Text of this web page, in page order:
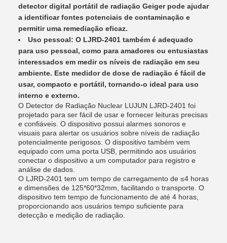
detector digital portátil de radiação Geiger pode ajudar
a identificar fontes potenciais de contaminação e
permitir uma remediação eficaz.
Uso pessoal: O LJRD-2401 também é adequado
para uso pessoal, como para amadores ou entusiastas
interessados ​​em medir os níveis de radiação em seu
ambiente. Este medidor de dose de radiação é fácil de
usar, compacto e portátil, tornando-o ideal para uso
interno e externo.
O Detector de Radiação Nuclear LUJUN LJRD-2401 foi
projetado para ser fácil de usar e fornecer leituras precisas
e confiáveis. O dispositivo possui alarmes sonoros e
visuais para alertar os usuários sobre níveis de radiação
potencialmente perigosos. O dispositivo também vem
equipado com uma porta USB, permitindo aos usuários
conectar o dispositivo a um computador para registro e
análise de dados.
O LJRD-2401 tem um tempo de carregamento de ≤4 horas
e dimensões de 125*60*32mm, facilitando o transporte. O
dispositivo tem tempo de funcionamento de até 4 horas,
proporcionando aos usuários tempo suficiente para
detecção e medição de radiação.